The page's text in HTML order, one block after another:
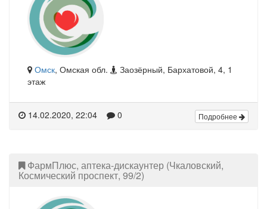
Омск, Омская обл.
Заозёрный, Бархатовой, 4, 1
этаж
14.02.2020, 22:04 0 Подробнее
ФармПлюс, аптека-дискаунтер (Чкаловский,
Космический проспект, 99/2)